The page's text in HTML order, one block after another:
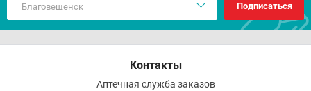
Подписаться
Контакты
Аптечная служба заказов